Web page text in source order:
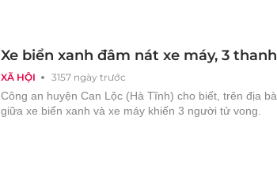
XÃ HỘI 3157 ngày trước
Xe biển xanh đâm nát xe máy, 3
Công an huyện Can Lộc (Hà Tĩnh) cho biết, trên địa
giữa xe biển xanh và xe máy khiến 3 người tử vong.